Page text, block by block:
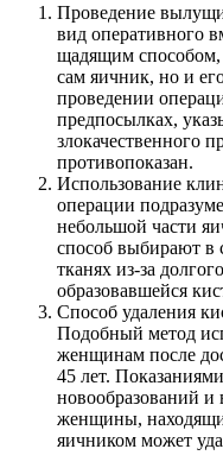
Проведение
вид оперативного
щадящим способом,
сам яичник, но и
проведении
предпосылках,
злокачественного
противопоказан.
Использование
операции
небольшой части
способ выбирают в
тканях из-за
образовавшейся
Способ удаления
Подобный метод
женщинам после
45 лет.
новообразований и
женщины,
яичником может